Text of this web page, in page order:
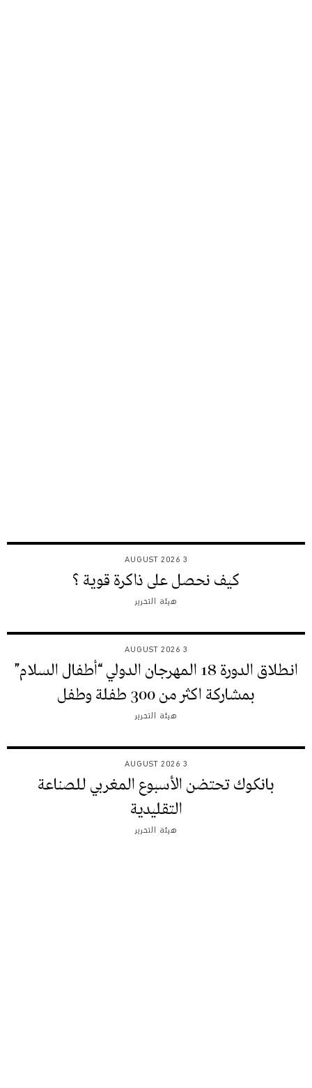
3 AUGUST 2026
كيف نحصل على ذاكرة قوية ؟
هيئة التحرير
3 AUGUST 2026
انطلاق الدورة 18 المهرجان الدولي “أطفال السلام”
بمشاركة اكثر من 300 طفلة وطفل
هيئة التحرير
3 AUGUST 2026
بانكوك تحتضن الأسبوع المغربي للصناعة
التقليدية
هيئة التحرير